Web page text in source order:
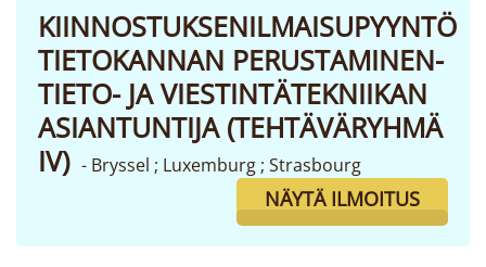
KIINNOSTUKSENILMAISUPYYNTÖ
TIETOKANNAN PERUSTAMINEN-
TIETO- JA VIESTINTÄTEKNIIKAN
ASIANTUNTIJA (TEHTÄVÄRYHMÄ
IV) - Bryssel ; Luxemburg ; Strasbourg
NÄYTÄ ILMOITUS